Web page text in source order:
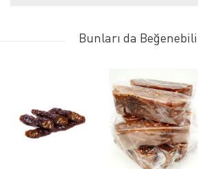
Bunları da